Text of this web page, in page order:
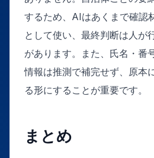
するため、AIはあくまで確認
として使い、最終判断は人が
があります。また、氏名・番
情報は推測で補完せず、原本
る形にすることが重要です。
まとめ